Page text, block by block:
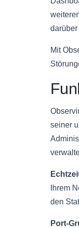
Mit
seiner
Ihrem
den
Port-